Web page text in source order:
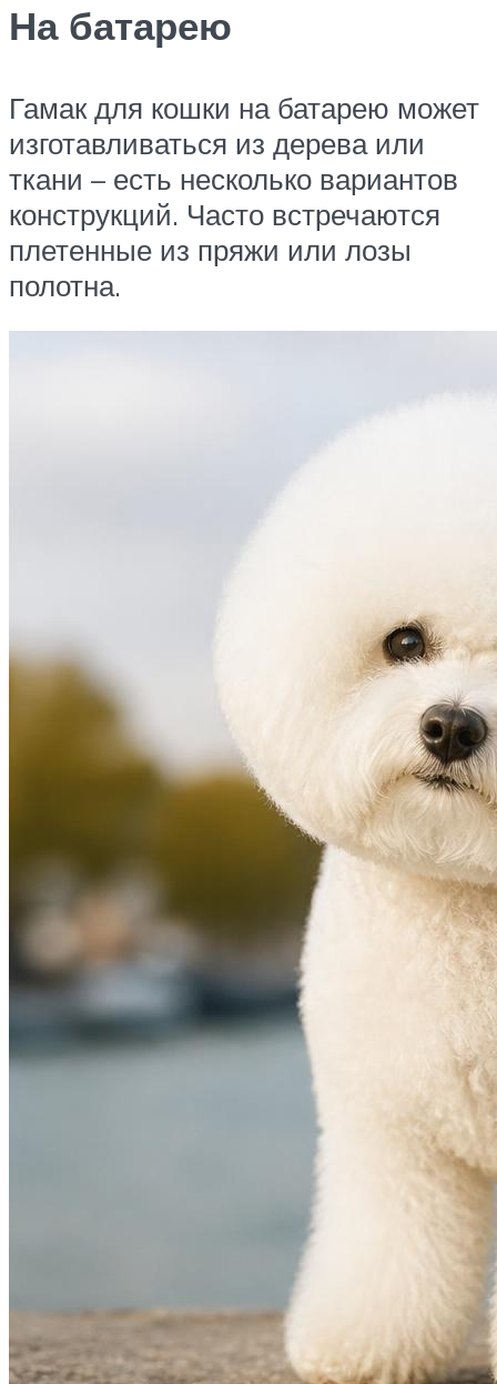
На батарею
Гамак для кошки на батарею может
изготавливаться из дерева или
ткани – есть несколько вариантов
конструкций. Часто встречаются
плетенные из пряжи или лозы
полотна.